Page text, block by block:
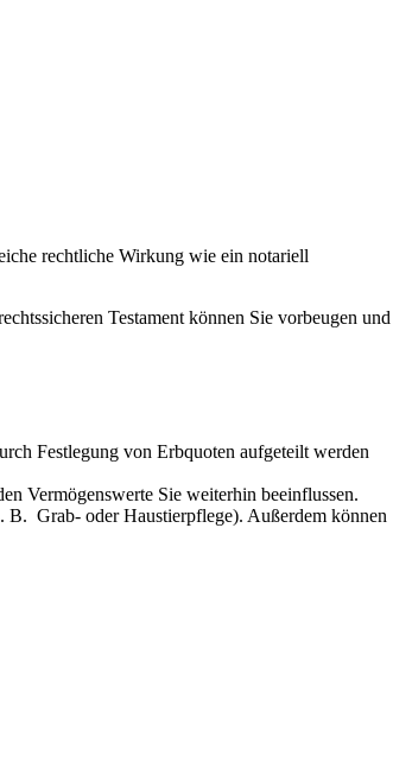
rechtliche Wirkung wie ein notariell
Testament können Sie vorbeugen und
Festlegung von Erbquoten aufgeteilt werden
Vermögenswerte Sie weiterhin beeinflussen.
B. Grab- oder Haustierpflege). Außerdem können